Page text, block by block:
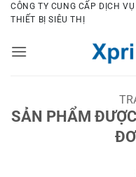
Bỏ
qua
dung
CÔNG TY CUNG CẤP DỊCH
THIẾT BỊ SIÊU THỊ
SẢN PHẨM